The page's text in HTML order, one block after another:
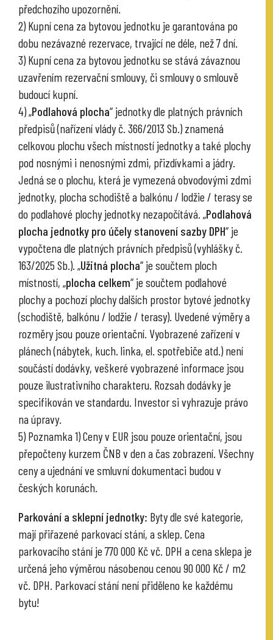
předchozího upozornění.
2) Kupní cena za bytovou jednotku je garantována po
dobu nezávazné rezervace, trvající ne déle, než 7 dní.
3) Kupní cena za bytovou jednotku se stává závaznou
uzavřením rezervační smlouvy, či smlouvy o smlouvě
budoucí kupní.
4) „Podlahová plocha“ jednotky dle platných právních
předpisů (nařízení vlády č. 366/2013 Sb.) znamená
celkovou plochu všech místností jednotky a také plochy
pod nosnými i nenosnými zdmi, přizdívkami a jádry.
Jedná se o plochu, která je vymezená obvodovými zdmi
jednotky, plocha schodiště a balkónu / lodžie / terasy se
do podlahové plochy jednotky nezapočítává. „Podlahová
plocha jednotky pro účely stanovení sazby DPH“ je
vypočtena dle platných právních předpisů (vyhlášky č.
163/2025 Sb.). „Užitná plocha“ je součtem ploch
místností, „plocha celkem“ je součtem podlahové
plochy a pochozí plochy dalších prostor bytové jednotky
(schodiště, balkónu / lodžie / terasy). Uvedené výměry a
rozměry jsou pouze orientační. Vyobrazené zařízení v
plánech (nábytek, kuch. linka, el. spotřebiče atd.) není
součástí dodávky, veškeré vyobrazené informace jsou
pouze ilustrativního charakteru. Rozsah dodávky je
specifikován ve standardu. Investor si vyhrazuje právo
na úpravy.
5) Poznamka 1) Ceny v EUR jsou pouze orientační, jsou
přepočteny kurzem ČNB v den a čas zobrazení. Všechny
ceny a ujednání ve smluvní dokumentaci budou v
českých korunách.
Parkování a sklepní jednotky: Byty dle své kategorie,
mají přiřazené parkovací stání, a sklep. Cena
parkovacího stání je 770 000 Kč vč. DPH a cena sklepa je
určená jeho výměrou násobenou cenou 90 000 Kč / m2
vč. DPH. Parkovací stání není přiděleno ke každému
bytu!